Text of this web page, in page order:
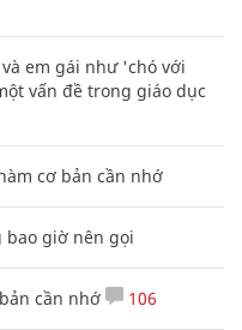
em gái như 'chó với
vấn đề trong giáo dục
cơ bản cần nhớ
bao giờ nên gọi
cần nhớ 106